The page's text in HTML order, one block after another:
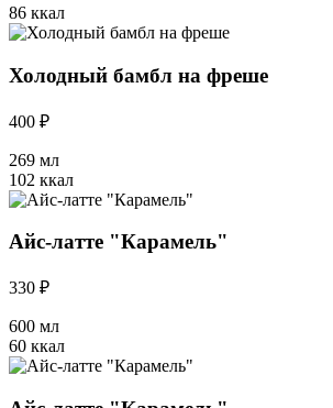
86 ккал
Холодный бамбл на фреше
400 ₽
269 мл
102 ккал
Айс-латте "Карамель"
330 ₽
600 мл
60 ккал